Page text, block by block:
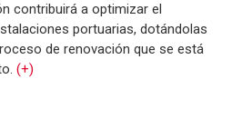
contribuirá a optimizar el
portuarias, dotándolas
de renovación que se está
(+)